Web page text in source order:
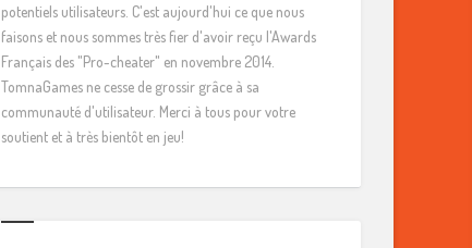
potentiels utilisateurs. C'est aujourd'hui ce que nous
faisons et nous sommes très fier d'avoir reçu l'Awards
Français des "Pro-cheater" en novembre 2014.
TomnaGames ne cesse de grossir grâce à sa
communauté d'utilisateur. Merci à tous pour votre
soutient et à très bientôt en jeu!